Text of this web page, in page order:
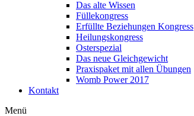
Das alte Wissen
Füllekongress
Erfüllte Beziehungen Kongress
Heilungskongress
Osterspezial
Das neue Gleichgewicht
Praxispaket mit allen Übungen
Womb Power 2017
Kontakt
Menü